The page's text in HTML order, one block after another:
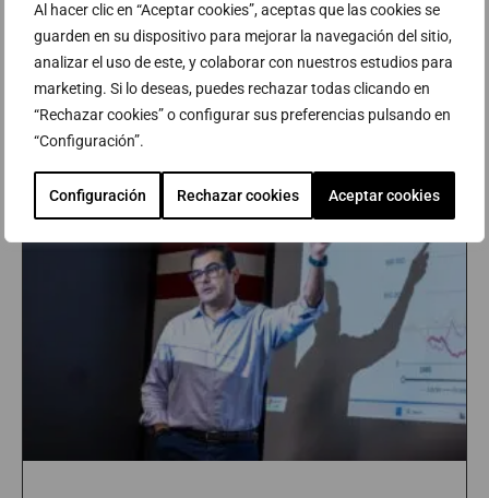
Al hacer clic en “Aceptar cookies”, aceptas que las cookies se
guarden en su dispositivo para mejorar la navegación del sitio,
analizar el uso de este, y colaborar con nuestros estudios para
marketing. Si lo deseas, puedes rechazar todas clicando en
“Rechazar cookies” o configurar sus preferencias pulsando en
“Configuración”.
Configuración Rechazar cookies Aceptar cookies
BLOG Y NOTICIAS